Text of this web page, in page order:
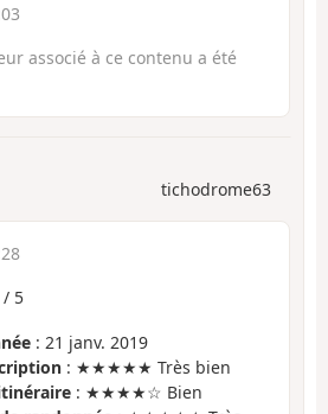
associé à ce contenu a été
tichodrome63
/ 5
: 21 janv. 2019
: ★★★★★ Très bien
: ★★★★☆ Bien